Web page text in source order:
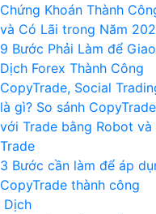
Chứng Khoán Thành
và Có Lãi trong Năm
9 Bước Phải Làm để Giao
Dịch Forex Thành Công
CopyTrade, Social
là gì? So sánh CopyTrade
với Trade bằng Robot và
Trade
3 Bước cần làm để áp
CopyTrade thành công
Dịch